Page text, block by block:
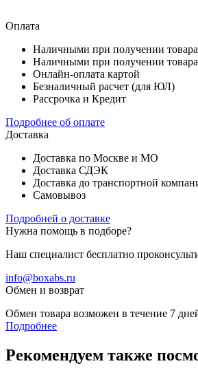
Оплата
Наличными при получении товара
Наличными при получении
Онлайн-оплата картой
Безналичный расчет (для ЮЛ)
Рассрочка и Кредит
Подробнее об оплате
Доставка
Доставка по Москве и МО
Доставка СДЭК
Доставка до транспортной
Самовывоз
Подробней о доставке
Нужна помощь в подборе?
Наш специалист бесплатно
info@boxabs.ru
Обмен и возврат
Обмен товара возможен в течение 7
Подробнее
Рекомендуем также